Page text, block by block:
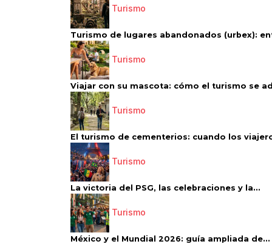
Turismo
Turismo de lugares abandonados (urbex):
Turismo
Viajar con su mascota: cómo el turismo se
Turismo
El turismo de cementerios: cuando los
Turismo
La victoria del PSG, las celebraciones y la...
Turismo
México y el Mundial 2026: guía ampliada de...